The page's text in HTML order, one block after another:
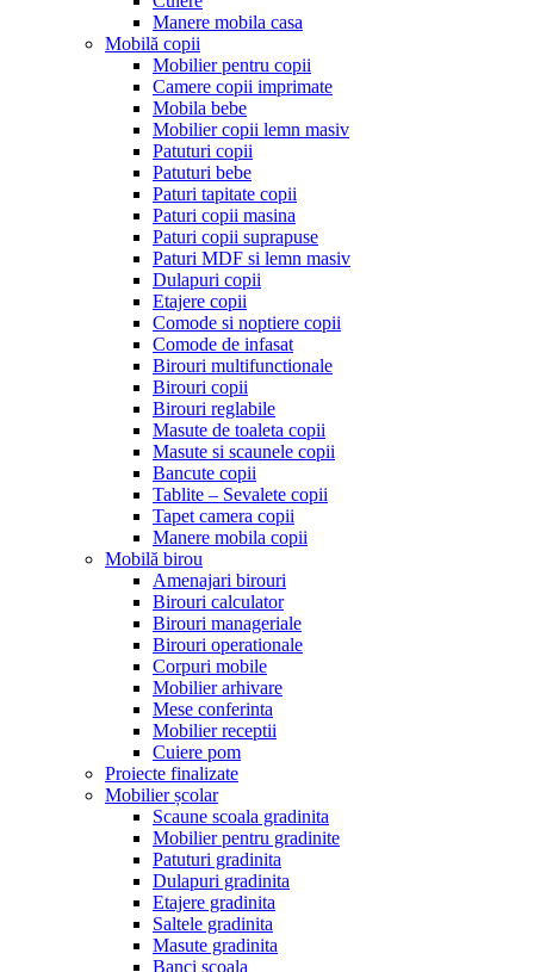
Manere mobila casa
Mobilă copii
Mobilier pentru copii
Camere copii imprimate
Mobila bebe
Mobilier copii lemn masiv
Patuturi copii
Patuturi bebe
Paturi tapitate copii
Paturi copii masina
Paturi copii suprapuse
Paturi MDF si lemn masiv
Dulapuri copii
Etajere copii
Comode si noptiere copii
Comode de infasat
Birouri multifunctionale
Birouri copii
Birouri reglabile
Masute de toaleta copii
Masute si scaunele copii
Bancute copii
Tablite – Sevalete copii
Tapet camera copii
Manere mobila copii
Mobilă birou
Amenajari birouri
Birouri calculator
Birouri manageriale
Birouri operationale
Corpuri mobile
Mobilier arhivare
Mese conferinta
Mobilier receptii
Cuiere pom
Proiecte finalizate
Mobilier școlar
Scaune scoala gradinita
Mobilier pentru gradinite
Patuturi gradinita
Dulapuri gradinita
Etajere gradinita
Saltele gradinita
Masute gradinita
Banci scoala